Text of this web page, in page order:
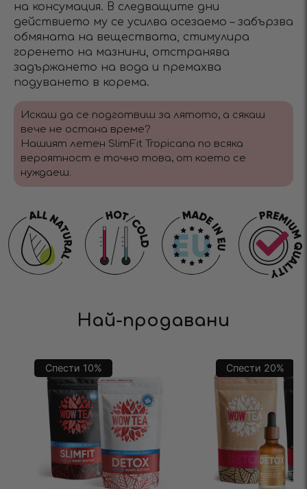
на консумация. В следващите дни
действието му се усилва осезаемо – забързва
обмяната на веществата, стимулира
горенето на мазнини, отстранява
задържането на вода и премахва
подуването в корема.
Искаш да се подготвиш за лятото, а сякаш
вече не остана време?
Нашият летен SlimFit Tropicana по всяка
вероятност е точно това, от което се
нуждаеш.
Най-продавани
Спести 10% Спести 20%